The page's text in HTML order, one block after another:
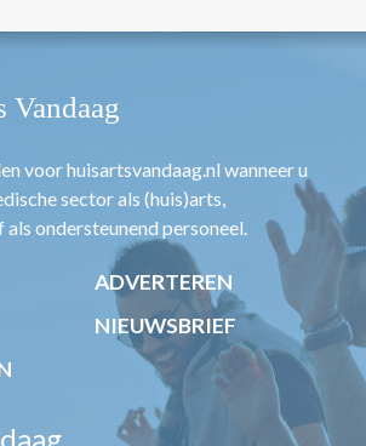
voor huisartsvandaag.nl wanneer u
sector als (huis)arts,
ondersteunend personeel.
ADVERTEREN
NIEUWSBRIEF